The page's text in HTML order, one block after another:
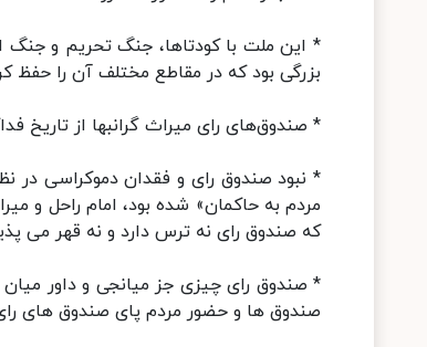
* این ملت با کودتاها، جنگ تحریم و جنگ
بزرگی بود که در مقاطع مختلف آن را حفظ
* صندوق‌های رای میراث گرانبها از تاریخ
* نبود صندوق رای و فقدان دموکراسی در
که صندوق رای نه ترس دارد و نه قهر می
* صندوق رای چیزی جز میانجی و داور
صندوق ها و حضور مردم پای صندوق های